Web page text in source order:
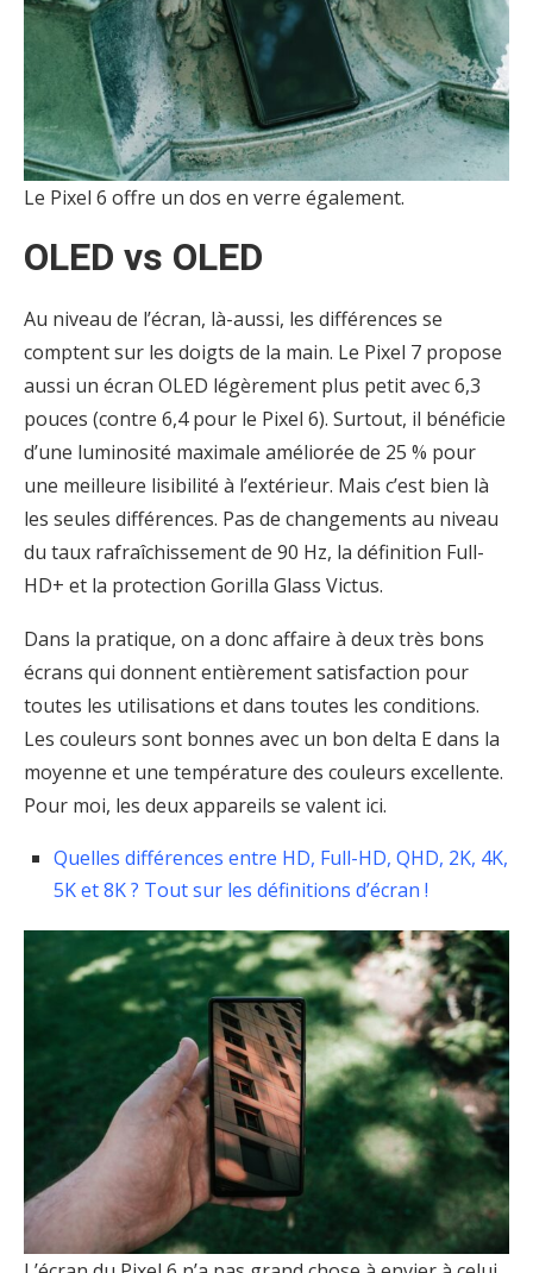
Le Pixel 6 offre un dos en verre également.
OLED vs OLED
Au niveau de l’écran, là-aussi, les différences se
comptent sur les doigts de la main. Le Pixel 7 propose
aussi un écran OLED légèrement plus petit avec 6,3
pouces (contre 6,4 pour le Pixel 6). Surtout, il bénéficie
d’une luminosité maximale améliorée de 25 % pour
une meilleure lisibilité à l’extérieur. Mais c’est bien là
les seules différences. Pas de changements au niveau
du taux rafraîchissement de 90 Hz, la définition Full-
HD+ et la protection Gorilla Glass Victus.
Dans la pratique, on a donc affaire à deux très bons
écrans qui donnent entièrement satisfaction pour
toutes les utilisations et dans toutes les conditions.
Les couleurs sont bonnes avec un bon delta E dans la
moyenne et une température des couleurs excellente.
Pour moi, les deux appareils se valent ici.
Quelles différences entre HD, Full-HD, QHD, 2K, 4K,
5K et 8K ? Tout sur les définitions d’écran !